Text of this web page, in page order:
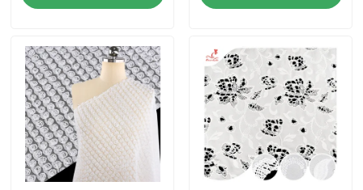
Produkte
Über uns
Fabrik-Ausflug